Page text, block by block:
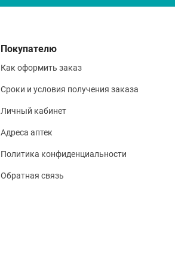
Покупателю
Как оформить заказ
Сроки и условия получения заказа
Личный кабинет
Адреса аптек
Политика конфиденциальности
Обратная связь